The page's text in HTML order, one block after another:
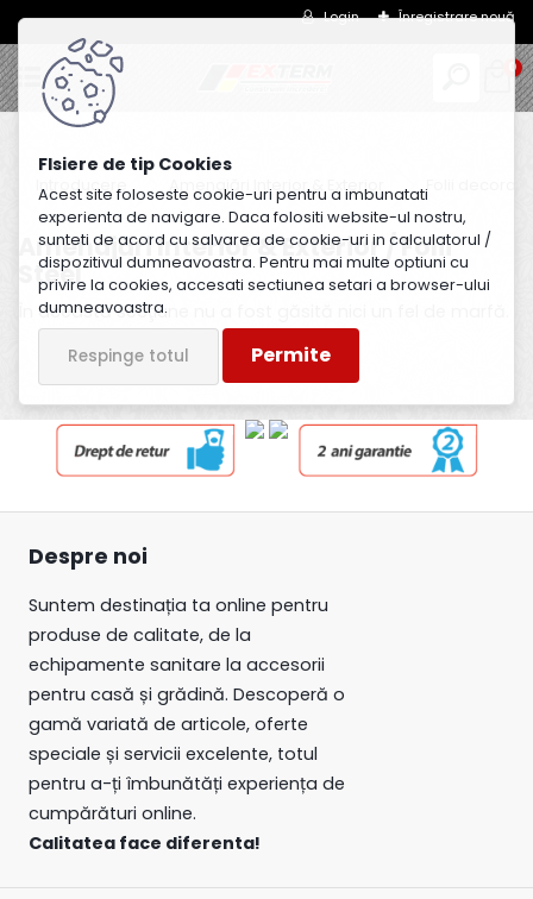
Acest site foloseste cookie-uri pentru a imbunatati
experienta de navigare. Daca folositi website-ul nostru,
sunteti de acord cu salvarea de cookie-uri in calculatorul /
dispozitivul dumneavoastra. Pentru mai multe optiuni cu
privire la cookies, accesati sectiunea setari a browser-ului
dumneavoastra.
Respinge totul Permite
Login Înregistrare nouă
0
Introducere Amenajări Interior & Exterior Folii
Amenajări Interior & Exterior / Folii
Steel
În această secţiune nu a fost găsită nici un fel de marfă.
Despre noi
Suntem destinația ta online pentru
produse de calitate, de la
echipamente sanitare la accesorii
pentru casă și grădină. Descoperă o
gamă variată de articole, oferte
speciale și servicii excelente, totul
pentru a-ți îmbunătăți experiența de
cumpărături online.
Calitatea face diferenta!